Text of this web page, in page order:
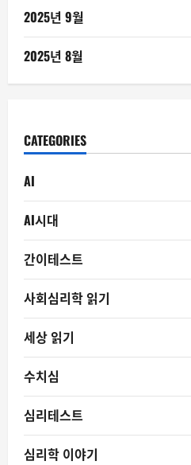
2025년 9월
2025년 8월
CATEGORIES
AI
AI시대
간이테스트
사회심리학 읽기
세상 읽기
수치심
심리테스트
심리학 이야기